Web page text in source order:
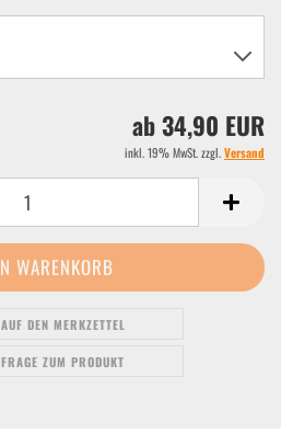
ab 34,90 EUR
inkl. 19% MwSt. zzgl.Versand
AUF DEN MERKZETTEL
FRAGE ZUM PRODUKT